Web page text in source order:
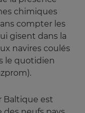
chimiques
compter les
gisent dans la
navires coulés
le quotidien
Baltique est